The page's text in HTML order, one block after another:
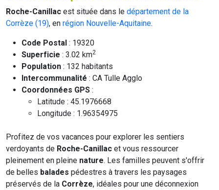
Roche-Canillac est située dans le département de la
Corrèze (19), en région Nouvelle-Aquitaine.
Code Postal : 19320
Superficie : 3.02 km2
Population : 132 habitants
Intercommunalité : CA Tulle Agglo
Coordonnées GPS :
Latitude : 45.1976668
Longitude : 1.96354975
Profitez de vos vacances pour explorer les sentiers
verdoyants de Roche-Canillac et vous ressourcer
pleinement en pleine nature. Les familles peuvent s'offrir
de belles balades pédestres à travers les paysages
préservés de la Corrèze, idéales pour une déconnexion